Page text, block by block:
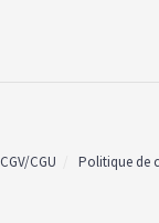
CGV/CGU Politique de